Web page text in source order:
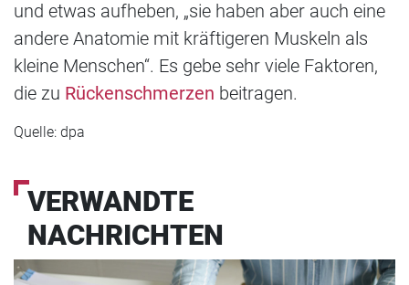
und etwas aufheben, „sie haben aber auch eine
andere Anatomie mit kräftigeren Muskeln als
kleine Menschen“. Es gebe sehr viele Faktoren,
die zu Rückenschmerzen beitragen.
Quelle: dpa
VERWANDTE
NACHRICHTEN